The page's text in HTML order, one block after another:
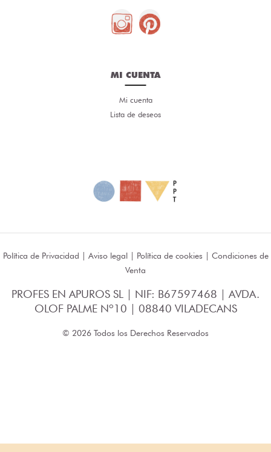
MI CUENTA
Mi cuenta
Lista de deseos
Política de Privacidad | Aviso legal| Política de cookies | Condiciones de
Venta
PROFES EN APUROS SL | NIF: B67597468 | AVDA.
OLOF PALME Nº10 | 08840 VILADECANS
© 2026 Todos los Derechos Reservados